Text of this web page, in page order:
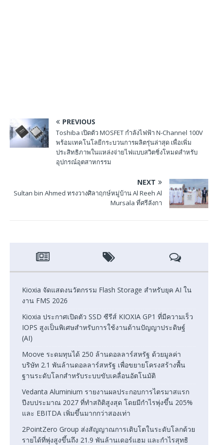
PREVIOUS
Toshiba เปิดตัว MOSFET กำลังไฟฟ้า N-Channel 100V
พร้อมเทคโนโลยีกระบวนการผลิตรุ่นล่าสุด เพื่อเพิ่ม
ประสิทธิภาพในแหล่งจ่ายไฟแบบสวิตชิ่งโหมดสำหรับ
อุปกรณ์อุตสาหกรรม
NEXT
Sultan bin Ahmed ทรงวางศิลาฤกษ์หมู่บ้าน Al Reeh Al
Mursala ที่ศรีลังกา
Kioxia จัดแสดงนวัตกรรม Flash Storage สำหรับยุค AI ใน
งาน FMS 2026
Kioxia ประกาศเปิดตัว SSD ซีรีส์ KIOXIA GP1 ที่มีความเร็ว
IOPS สูงเป็นพิเศษสำหรับการใช้งานด้านปัญญาประดิษฐ์
(AI)
Moove ระดมทุนได้ 250 ล้านดอลลาร์สหรัฐ ด้วยมูลค่า
บริษัท 2.1 พันล้านดอลลาร์สหรัฐ เพื่อขยายโครงสร้างพื้น
ฐานระดับโลกสำหรับระบบขับเคลื่อนอัตโนมัติ
Vedanta Aluminium รายงานผลประกอบการไตรมาสแรก
ปีงบประมาณ 2027 ที่ทำสถิติสูงสุด โดยมีกำไรพุ่งขึ้น 205%
และ EBITDA เพิ่มขึ้นมากกว่าสองเท่า
2PointZero Group ส่งสัญญาณการเติบโตในระดับโลกด้วย
รายได้ที่พุ่งสูงขึ้นถึง 21.9 พันล้านเดอร์แฮม และกำไรสุทธิ